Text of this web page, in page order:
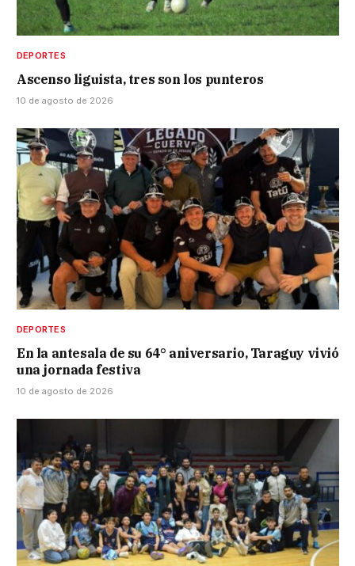
DEPORTES
Ascenso liguista, tres son los punteros
10 de agosto de 2026
DEPORTES
En la antesala de su 64° aniversario, Taraguy vivió
una jornada festiva
10 de agosto de 2026